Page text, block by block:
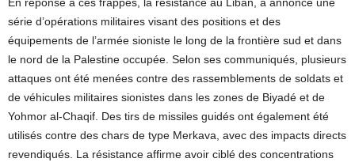
En réponse à ces frappes, la résistance au Liban, a annoncé une
série d’opérations militaires visant des positions et des
équipements de l’armée sioniste le long de la frontière sud et dans
le nord de la Palestine occupée. Selon ses communiqués, plusieurs
attaques ont été menées contre des rassemblements de soldats et
de véhicules militaires sionistes dans les zones de Biyadé et de
Yohmor al-Chaqif. Des tirs de missiles guidés ont également été
utilisés contre des chars de type Merkava, avec des impacts directs
revendiqués. La résistance affirme avoir ciblé des concentrations